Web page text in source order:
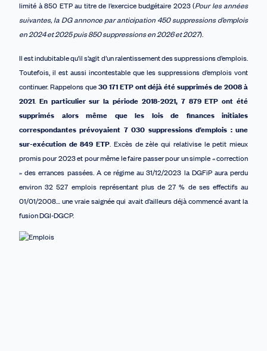
limité à 850 ETP au titre de l’exercice budgétaire 2023 (Pour les années
suivantes,la DG annonce par anticipation450suppressions d’emplois
en 2024 et 2025 puis 850 suppressions en 2026 et 2027).
Il est indubitable qu’il s’agit d’un ralentissement des suppressions d’emplois.
Toutefois, il est aussi incontestable que les suppressions d’emplois vont
continuer. Rappelons que30 171 ETP ont déjà été supprimés de 2008 à
2021. En particulier sur la période 2018-2021, 7 879 ETP ont été
supprimés alors même que les lois de finances initiales
correspondantes prévoyaient 7 030 suppressions d’emplois : une
sur-exécution de 849 ETP. Excès de zèle qui relativise le petit mieux
promis pour 2023 et pour même le faire passer pour un simple « correction
» des errances passées. A ce régime au 31/12/2023 la DGFiP aura perdu
environ 32 527 emplois représentant plus de 27 % de ses effectifs au
01/01/2008… une vraie saignée qui avait d’ailleurs déjà commencé avant la
fusion DGI-DGCP.